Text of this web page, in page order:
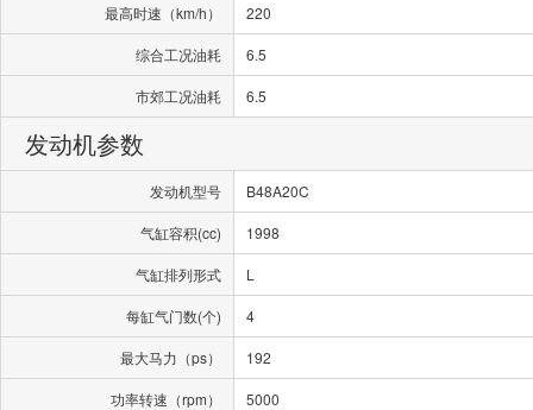
最高时速（km/h） 220
综合工况油耗 6.5
市郊工况油耗 6.5
发动机参数
发动机型号 B48A20C
气缸容积(cc) 1998
气缸排列形式 L
每缸气门数(个) 4
最大马力（ps） 192
功率转速（rpm） 5000